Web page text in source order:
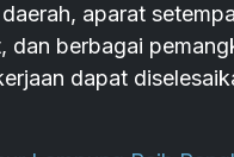
aparat
dan berbagai
dapat